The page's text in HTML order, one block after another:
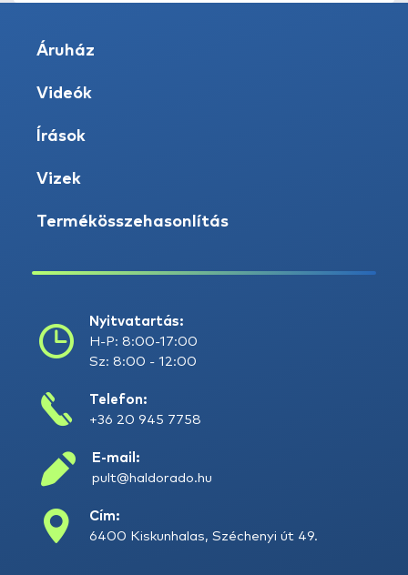
Áruház
Videók
Írások
Vizek
Termékösszehasonlítás
Nyitvatartás:
H-P: 8:00-17:00
Sz: 8:00 - 12:00
Telefon:
+36 20 945 7758
E-mail:
pult@haldorado.hu
Cím:
6400 Kiskunhalas, Széchenyi út 49.